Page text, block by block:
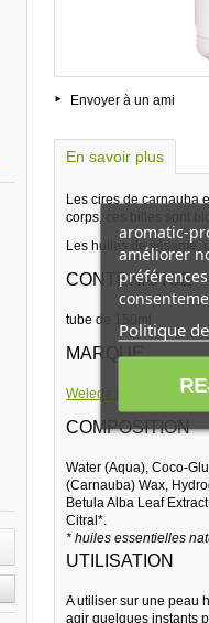
Envoyer à un ami
En savoir plus
Les cires de carnauba
corps, ces billes sont
Les huiles de sésame,
CONTENANCE
tube de 150ml
MARQUE
Weleda bio fabrique
COMPOSITION
Water (Aqua), Coco-
(Carnauba) Wax,
Betula Alba Leaf
Citral*.
* huiles essentielles
UTILISATION
A utiliser sur une peau
agir quelques instants
aromatic-
améliorer
Politique